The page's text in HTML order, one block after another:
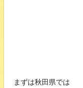
まずは秋田県では